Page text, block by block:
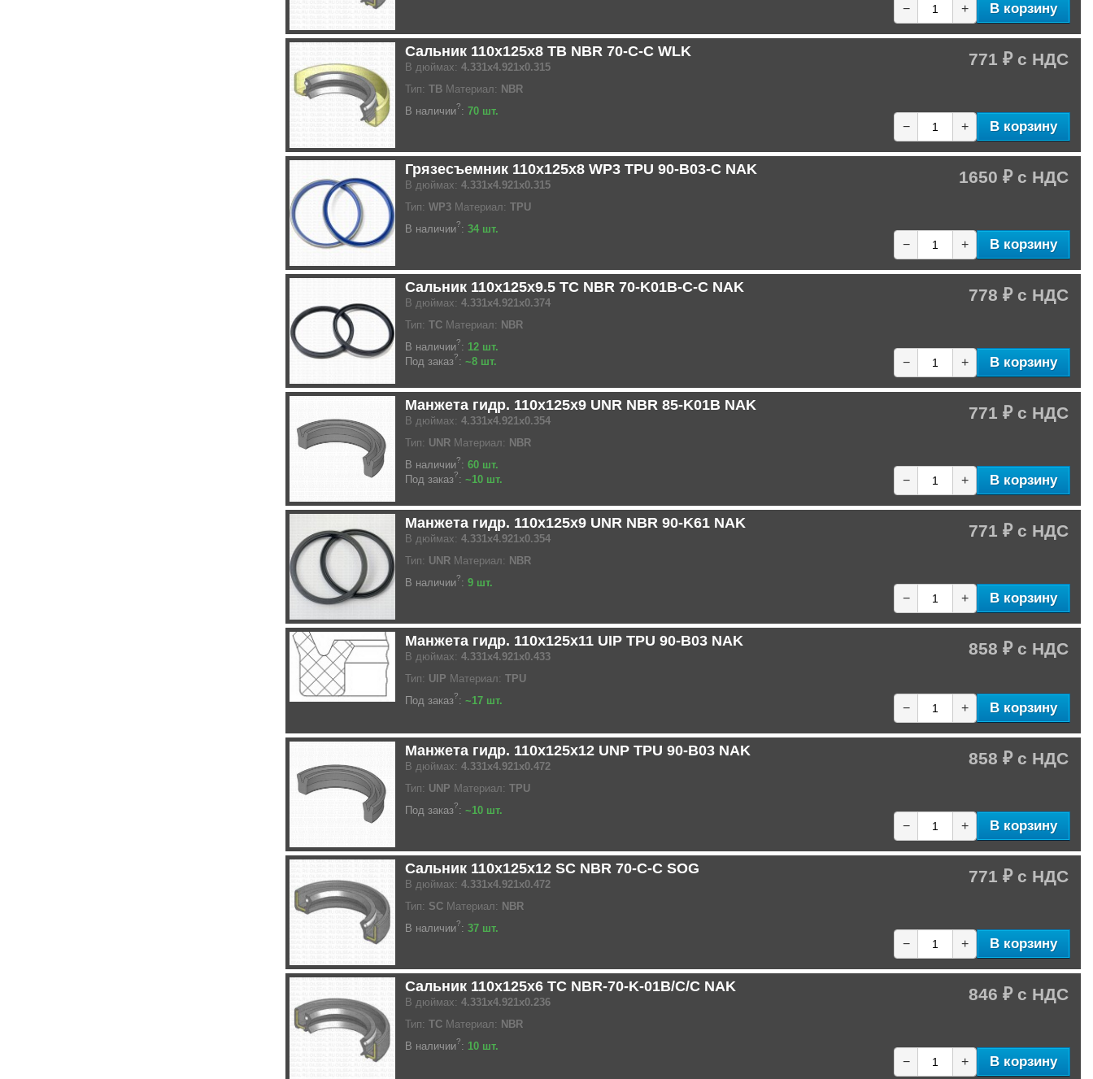
− + В корзину
Сальник 110x125x8 TB NBR 70-C-C WLK
В дюймах: 4.331x4.921x0.315
Тип: TB Материал: NBR
В наличии?: 70 шт.
771 ₽
− + В корзину
Грязесъемник 110x125x8 WP3 TPU 90-B03-C NAK
В дюймах: 4.331x4.921x0.315
Тип: WP3 Материал: TPU
В наличии?: 34 шт.
1650 ₽
− + В корзину
Сальник 110x125x9.5 TC NBR 70-K01B-C-C NAK
В дюймах: 4.331x4.921x0.374
Тип: TC Материал: NBR
В наличии?: 12 шт.
Под заказ?: ~8 шт.
778 ₽
− + В корзину
Манжета гидр. 110x125x9 UNR NBR 85-K01B NAK
В дюймах: 4.331x4.921x0.354
Тип: UNR Материал: NBR
В наличии?: 60 шт.
Под заказ?: ~10 шт.
771 ₽
− + В корзину
Манжета гидр. 110x125x9 UNR NBR 90-K61 NAK
В дюймах: 4.331x4.921x0.354
Тип: UNR Материал: NBR
В наличии?: 9 шт.
771 ₽
− + В корзину
Манжета гидр. 110x125x11 UIP TPU 90-B03 NAK
В дюймах: 4.331x4.921x0.433
Тип: UIP Материал: TPU
Под заказ?: ~17 шт.
858 ₽
− + В корзину
Манжета гидр. 110x125x12 UNP TPU 90-B03 NAK
В дюймах: 4.331x4.921x0.472
Тип: UNP Материал: TPU
Под заказ?: ~10 шт.
858 ₽
− + В корзину
Сальник 110x125x12 SC NBR 70-C-C SOG
В дюймах: 4.331x4.921x0.472
Тип: SC Материал: NBR
В наличии?: 37 шт.
771 ₽
− + В корзину
Сальник 110x125x6 TC NBR-70-K-01B/C/C NAK
В дюймах: 4.331x4.921x0.236
Тип: TC Материал: NBR
В наличии?: 10 шт.
846 ₽
− + В корзину